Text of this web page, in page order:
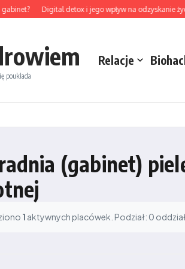
Digital detox i jego wpływ na odzyskanie
poukłada
Relacje
(gabinet)
1 aktywnych placówek. Podział: 0